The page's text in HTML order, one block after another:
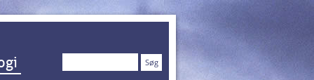
Søg